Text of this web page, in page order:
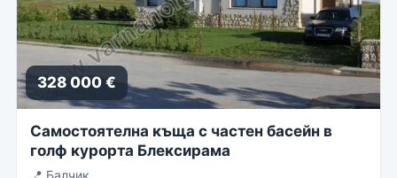
328 000 €
Самостоятелна къща с частен басейн в
голф курорта Блексирама